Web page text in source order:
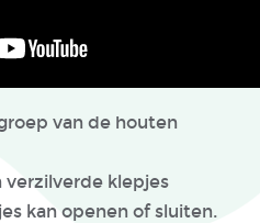
van de houten
klepjes
kan openen of sluiten.